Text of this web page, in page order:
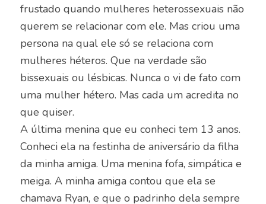
frustado quando mulheres heterossexuais não
querem se relacionar com ele. Mas criou uma
persona na qual ele só se relaciona com
mulheres héteros. Que na verdade são
bissexuais ou lésbicas. Nunca o vi de fato com
uma mulher hétero. Mas cada um acredita no
que quiser.
A última menina que eu conheci tem 13 anos.
Conheci ela na festinha de aniversário da filha
da minha amiga. Uma menina fofa, simpática e
meiga. A minha amiga contou que ela se
chamava Ryan, e que o padrinho dela sempre